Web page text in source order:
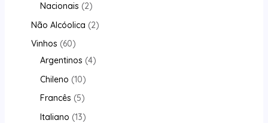
Nacionais 2
Não Alcóolica 2
Vinhos 60
Argentinos 4
Chileno 10
Francês 5
Italiano 13